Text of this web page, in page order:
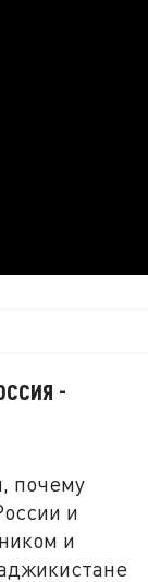
-
почему
и
и